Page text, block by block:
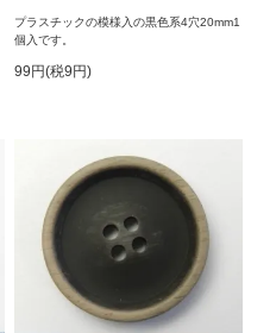
プラスチックの模様入の黒色系4穴20mm1
個入です。
99円(税9円)